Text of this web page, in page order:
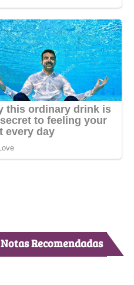
Notas Recomendadas